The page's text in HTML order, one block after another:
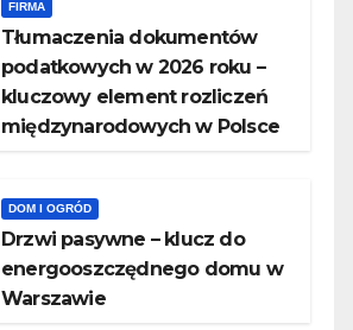
FIRMA
Tłumaczenia dokumentów
podatkowych w 2026 roku –
kluczowy element rozliczeń
międzynarodowych w Polsce
DOM I OGRÓD
Drzwi pasywne – klucz do
energooszczędnego domu w
Warszawie